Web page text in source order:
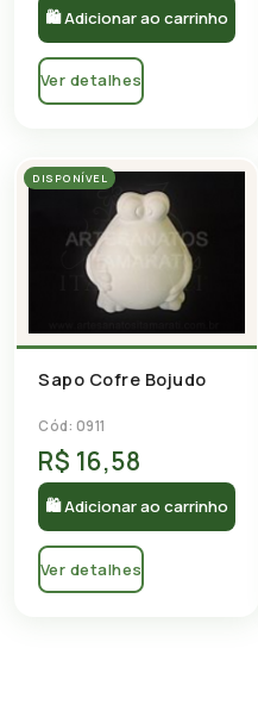
🛍 Adicionar ao carrinho
Ver detalhes
DISPONÍVEL
Sapo Cofre Bojudo
Cód: 0911
R$ 16,58
🛍 Adicionar ao carrinho
Ver detalhes